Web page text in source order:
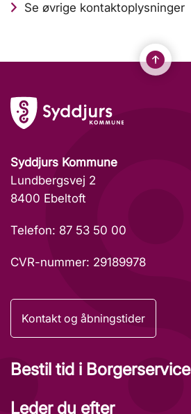
Se øvrige kontaktoplysninger
Syddjurs Kommune
Lundbergsvej 2
8400 Ebeltoft
Telefon: 87 53 50 00
CVR-nummer: 29189978
Kontakt og åbningstider
Bestil tid i Borgerservice
Leder du efter